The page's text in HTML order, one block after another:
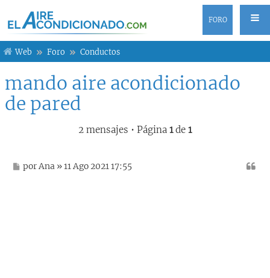
FORO
Web Foro Conductos
mando aire acondicionado
de pared
2 mensajes • Página 1de 1
M
porAna » 11 Ago 2021 17:55